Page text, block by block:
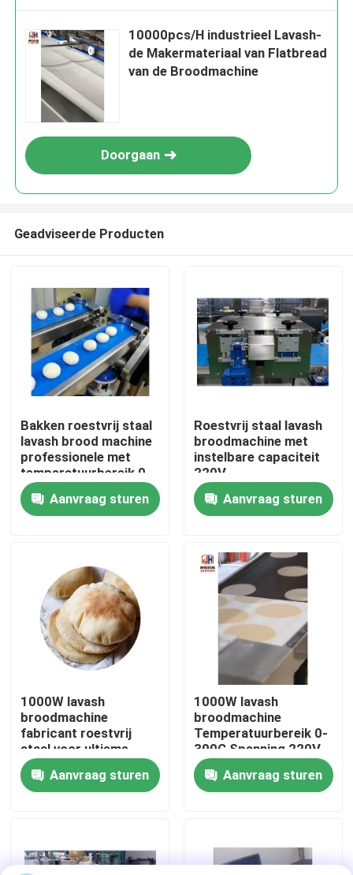
Huis
Producten
Ongeveer ons
Fabrieksreis
Kwaliteitscontrole
Contacteer ons
Nieuws
Gevallen
Voedselproductielijnen
10000pcs/H industrieel Lavash-
de Makermateriaal van Flatbread
van de Broodmachine
Doorgaan
Geadviseerde Producten
Bakken roestvrij staal
lavash brood machine
professionele met
temperatuurbereik 0-
300C
Aanvraag sturen
Roestvrij staal lavash
broodmachine met
instelbare capaciteit
220V
Aanvraag sturen
1000W lavash
broodmachine
fabricant roestvrij
staal voor ultieme
bakkervaring
Aanvraag sturen
1000W lavash
broodmachine
Temperatuurbereik 0-
300C Spanning 220V
Meerdere functies
Aanvraag sturen